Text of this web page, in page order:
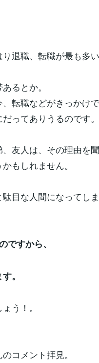
退職、転職が最も多
るとか。
転職などがきっかけで
ってありうるのです。
友人は、その理由を
もしれません。
目な人間になってし
ですから、
。
う！。
コメント拝見。